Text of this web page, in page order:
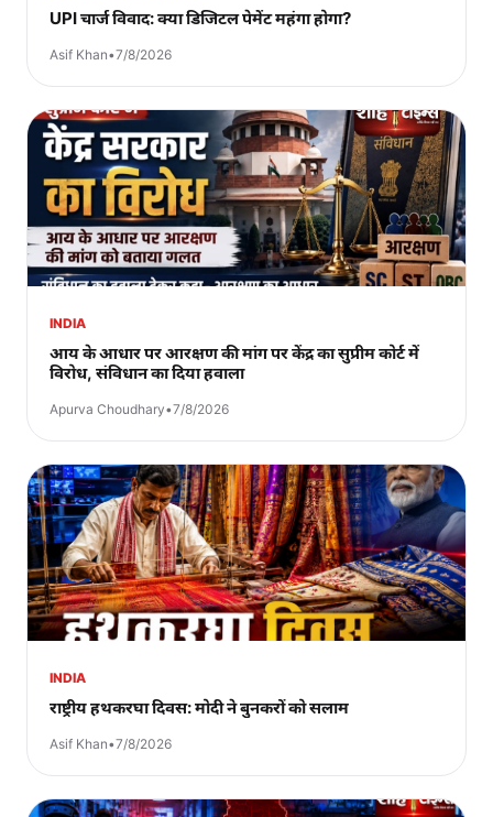
UPI चार्ज विवाद: क्या डिजिटल पेमेंट महंगा होगा?
Asif Khan•7/8/2026
INDIA
आय के आधार पर आरक्षण की मांग पर केंद्र का सुप्रीम कोर्ट में
विरोध, संविधान का दिया हवाला
Apurva Choudhary•7/8/2026
INDIA
राष्ट्रीय हथकरघा दिवस: मोदी ने बुनकरों को सलाम
Asif Khan•7/8/2026